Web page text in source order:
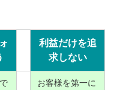
利益だけを追
求しない
お客様を第一に